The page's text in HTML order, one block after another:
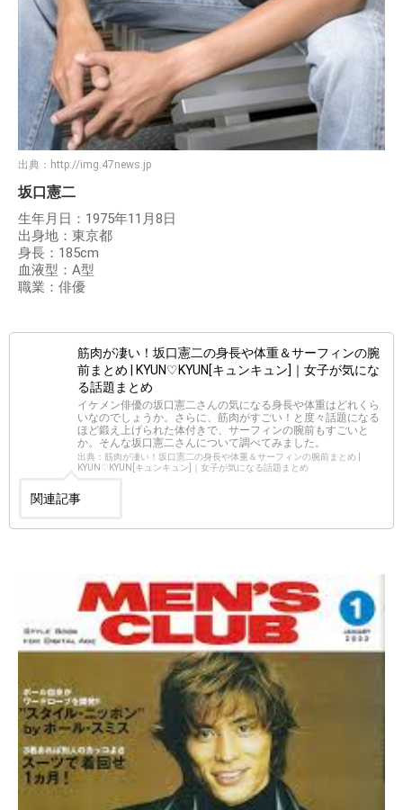
出典： http://img.47news.jp
坂口憲二
生年月日：1975年11月8日
出身地：東京都
身長：185cm
血液型：A型
職業：俳優
筋肉が凄い！坂口憲二の身長や体重＆サーフィンの腕
前まとめ | KYUN♡KYUN[キュンキュン]｜女子が気にな
る話題まとめ
イケメン俳優の坂口憲二さんの気になる身長や体重はどれくら
いなのでしょうか。さらに、筋肉がすごい！と度々話題になる
ほど鍛え上げられた体付きで、サーフィンの腕前もすごいと
か。そんな坂口憲二さんについて調べてみました。
出典：筋肉が凄い！坂口憲二の身長や体重＆サーフィンの腕前まとめ |
KYUN♡KYUN[キュンキュン]｜女子が気になる話題まとめ
関連記事